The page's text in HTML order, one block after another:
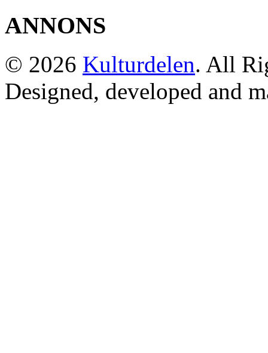
ANNONS
© 2026 Kulturdelen. All
Designed, developed and